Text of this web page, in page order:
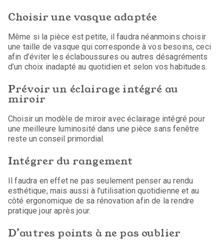
Choisir une vasque adaptée
Même si la pièce est petite, il faudra néanmoins choisir
une taille de vasque qui corresponde à vos besoins, ceci
afin d’éviter les éclaboussures ou autres désagréments
d’un choix inadapté au quotidien et selon vos habitudes.
Prévoir un éclairage intégré au
miroir
Choisir un modèle de miroir avec éclairage intégré pour
une meilleure luminosité dans une pièce sans fenêtre
reste un conseil primordial.
Intégrer du rangement
Il faudra en effet ne pas seulement penser au rendu
esthétique, mais aussi à l’utilisation quotidienne et au
côté ergonomique de sa rénovation afin de la rendre
pratique jour après jour.
D’autres points à ne pas oublier